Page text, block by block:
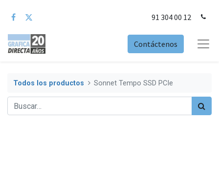
91 304 00 12
Contáctenos
Todos los productos Sonnet Tempo SSD PCIe